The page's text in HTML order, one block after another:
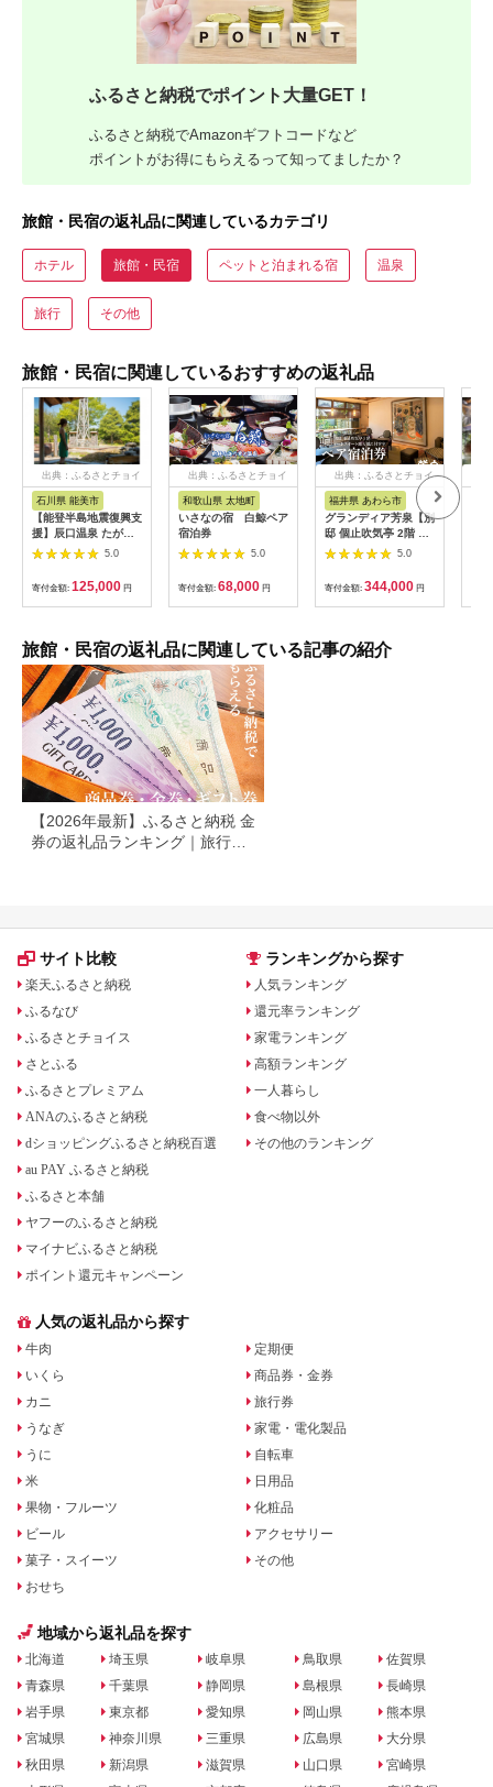
ふるさと納税でポイント大量GET！
ふるさと納税でAmazonギフトコードなど
ポイントがお得にもらえるって知ってましたか？
旅館・民宿の返礼品に関連しているカテゴリ
ホテル 旅館・民宿 ペットと泊まれる宿 温泉
旅行 その他
旅館・民宿に関連しているおすすめの返礼品
出典：ふるさとチョイ
石川県 能美市
【能登半島地震復興支
援】辰口温泉 たがわ
龍泉閣「吉祥亭」ペア
5.0
寄付金額: 125,000 円
出典：ふるさとチョイ
和歌山県 太地町
いさなの宿 白鯨ペア
宿泊券
5.0
寄付金額: 68,000 円
出典：ふるさとチョイ
福井県 あわら市
グランディア芳泉【別
邸 個止吹気亭 2階 コ
ンフォートスイート
露天風呂付客室】1泊
2食付き ペア宿泊券
（2名様分） ／ 旅行
チケット 温泉 北陸 あ
ト 冷蔵庫インクルー
シブ グランディア あ
5.0
寄付金額: 344,000 円
旅館・民宿の返礼品に関連している記事の紹介
【2026年最新】ふるさと納税 金
券の返礼品ランキング｜旅行
サイト比較
楽天ふるさと納税
ふるなび
ふるさとチョイス
さとふる
ふるさとプレミアム
ANAのふるさと納税
dショッピングふるさと納税百選
au PAY ふるさと納税
ふるさと本舗
ヤフーのふるさと納税
マイナビふるさと納税
ポイント還元キャンペーン
ランキングから探す
人気ランキング
還元率ランキング
家電ランキング
高額ランキング
一人暮らし
食べ物以外
その他のランキング
人気の返礼品から探す
牛肉
いくら
カニ
うなぎ
うに
米
果物・フルーツ
ビール
菓子・スイーツ
おせち
定期便
商品券・金券
旅行券
家電・電化製品
自転車
日用品
化粧品
アクセサリー
その他
地域から返礼品を探す
北海道
青森県
岩手県
宮城県
秋田県
埼玉県
千葉県
東京都
神奈川県
新潟県
岐阜県
静岡県
愛知県
三重県
滋賀県
鳥取県
島根県
岡山県
広島県
山口県
佐賀県
長崎県
熊本県
大分県
宮崎県